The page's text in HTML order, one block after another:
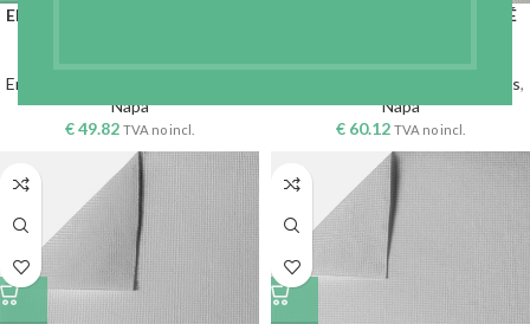
ENTOILAGE NAPPE BLANC – 90
Entoilages
Napa
€49.82 TVA no incl.
ENTOILAGE NAPPE APPRÊTÉ
Entoilages non tissés,
Napa
€ 60.12 TVA no incl.